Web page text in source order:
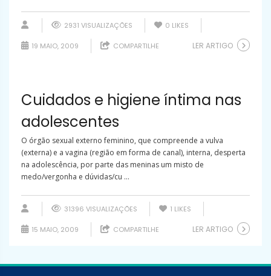
2931 VISUALIZAÇÕES 0 LIKES
19 MAIO, 2009 COMPARTILHE LER ARTIGO
Cuidados e higiene íntima nas
adolescentes
O órgão sexual externo feminino, que compreende a vulva
(externa) e a vagina (região em forma de canal), interna, desperta
na adolescência, por parte das meninas um misto de
medo/vergonha e dúvidas/cu ...
31396 VISUALIZAÇÕES 1 LIKES
15 MAIO, 2009 COMPARTILHE LER ARTIGO